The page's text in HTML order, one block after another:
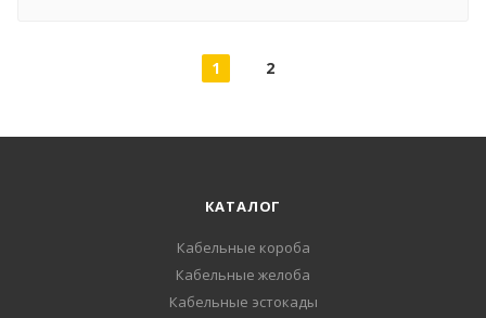
1 2
КАТАЛОГ
Кабельные короба
Кабельные желоба
Кабельные эстокады